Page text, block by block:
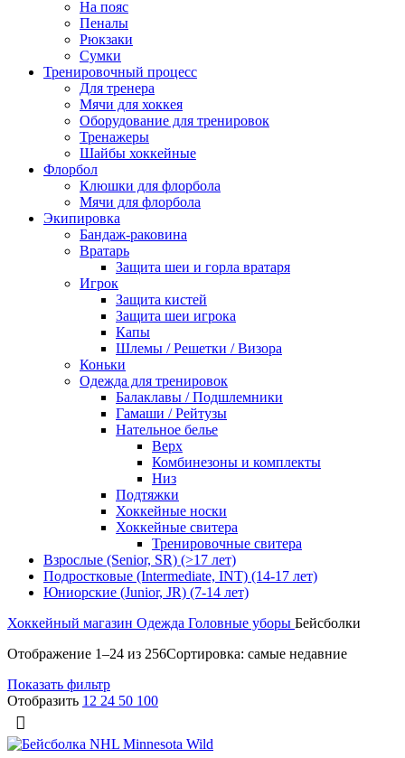
На пояс
Пеналы
Рюкзаки
Сумки
Тренировочный процесс
Для тренера
Мячи для хоккея
Оборудование для тренировок
Тренажеры
Шайбы хоккейные
Флорбол
Клюшки для флорбола
Мячи для флорбола
Экипировка
Бандаж-раковина
Вратарь
Защита шеи и горла вратаря
Игрок
Защита кистей
Защита шеи игрока
Капы
Шлемы / Решетки / Визора
Коньки
Одежда для тренировок
Балаклавы / Подшлемники
Гамаши / Рейтузы
Нательное белье
Верх
Комбинезоны и комплекты
Низ
Подтяжки
Хоккейные носки
Хоккейные свитера
Тренировочные свитера
Взрослые (Senior, SR) (>17 лет)
Подростковые (Intermediate, INT) (14-17 лет)
Юниорские (Junior, JR) (7-14 лет)
Хоккейный магазин Одежда Головные уборы Бейсболки
Отображение 1–24 из 256Сортировка: самые недавние
Показать фильтр
Отобразить 12 24 50 100